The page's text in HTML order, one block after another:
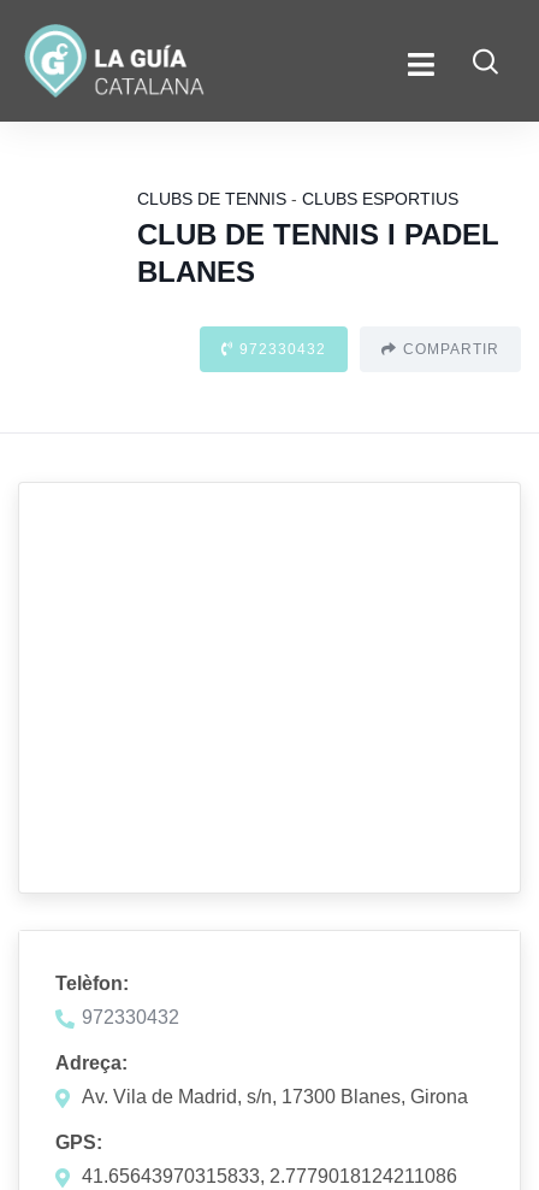
CLUBS DE TENNIS- CLUBS ESPORTIUS
CLUB DE TENNIS I PADEL
BLANES
972330432 COMPARTIR
Telèfon:
972330432
Adreça:
Av. Vila de Madrid, s/n, 17300 Blanes, Girona
GPS:
41.65643970315833, 2.7779018124211086